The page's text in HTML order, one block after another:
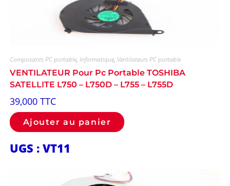
Composants PC portable, Informatique, Ventilateurs PC portable
VENTILATEUR Pour Pc Portable TOSHIBA
SATELLITE L750 – L750D – L755 – L755D
39,000 TTC
Ajouter au panier
UGS : VT11